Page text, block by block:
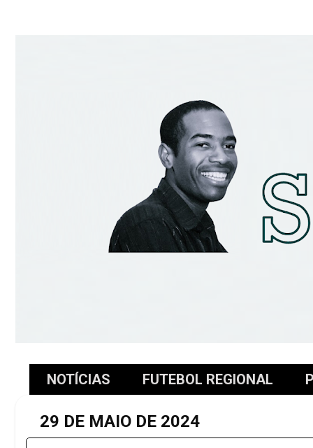
NOTÍCIAS FUTEBOL REGIONAL
29 DE MAIO DE 2024